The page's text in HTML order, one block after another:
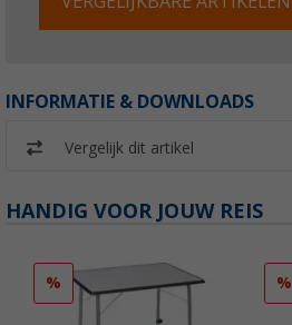
INFORMATIE & DOWNLOADS
Vergelijk dit artikel
HANDIG VOOR JOUW REIS
% %